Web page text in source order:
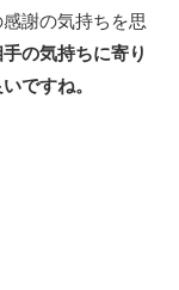
謝の気持ちを思
の気持ちに寄り
ですね。